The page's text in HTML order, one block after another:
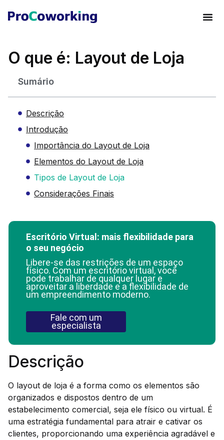
O que é: Layout de Loja
Sumário
Descrição
Introdução
Importância do Layout de Loja
Elementos do Layout de Loja
Tipos de Layout de Loja
Considerações Finais
Escritório Virtual: mais flexibilidade para
o seu negócio
Libere-se das restrições de um espaço
físico. Com um escritório virtual, você
pode trabalhar de qualquer lugar e
aproveitar a liberdade e a flexibilidade de
um empreendimento moderno.
Fale com um
especialista
Descrição
O layout de loja é a forma como os elementos são
organizados e dispostos dentro de um
estabelecimento comercial, seja ele físico ou virtual. É
uma estratégia fundamental para atrair e cativar os
clientes, proporcionando uma experiência agradável e